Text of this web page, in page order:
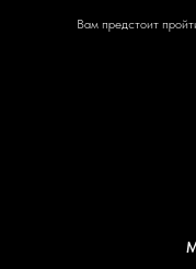
Вам предстоит